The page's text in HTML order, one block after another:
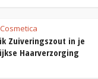
Zuiveringszout in je
Haarverzorging